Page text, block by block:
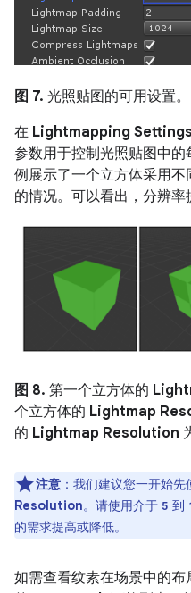
图 7. 光照贴图的可用设置。
在 Lightmapping Settings
参数用于控制光照贴图中
例展示了一个立方体采用不
的情况。可以看出，分辨率
图 8. 第一个立方体的
个立方体的 Lightmap
的 Lightmap Resolution
注意 ：我们建议您一开始先
Resolution。请使用介于 5 到
的需求提高或降低。
如需查看纹素在场景中的布